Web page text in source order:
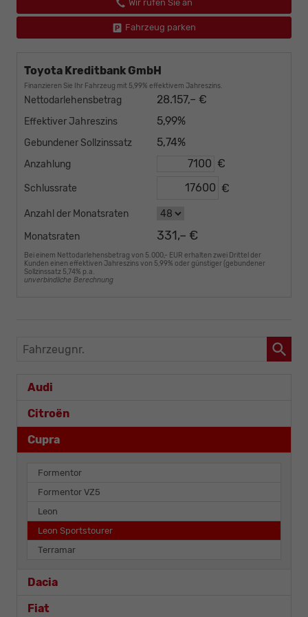
Wir rufen Sie an
Fahrzeug parken
Toyota Kreditbank GmbH
Finanzieren Sie Ihr Fahrzeug mit 5,99% effektivem Jahreszins.
Nettodarlehensbetrag 28.157,– €
Effektiver Jahreszins 5,99%
Gebundener Sollzinssatz 5,74%
Anzahlung €
Schlussrate €
Anzahl der Monatsraten
Monatsraten
331,– €
Bei einem Nettodarlehensbetrag von 5.000,- EUR erhalten zwei Drittel der
Kunden einen effektiven Jahreszins von 5,99% oder günstiger (gebundener
Sollzinssatz 5,74% p.a.
unverbindliche Berechnung
Fahrzeugnr.
Audi
Citroën
Cupra
Formentor
Formentor VZ5
Leon
Leon Sportstourer
Terramar
Dacia
Fiat